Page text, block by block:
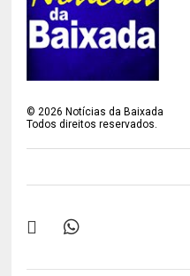
©2026 Notícias da Baixada
Todos direitos reservados.